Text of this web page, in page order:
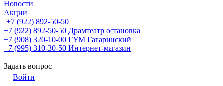
Новости
Акции
+7 (922) 892-50-50
+7 (922) 892-50-50 Драмтеатр остановка
+7 (908) 320-10-00 ГУМ Гагаринский
+7 (995) 310-30-50 Интернет-магазин
Задать вопрос
Войти